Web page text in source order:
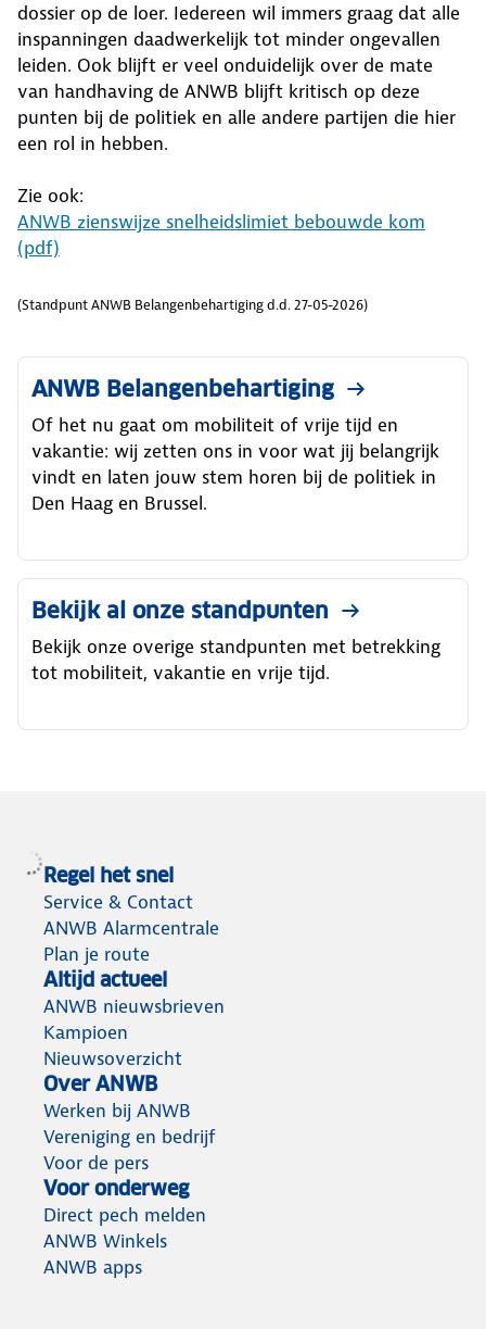
dossier op de loer. Iedereen wil immers graag dat alle
inspanningen daadwerkelijk tot minder ongevallen
leiden. Ook blijft er veel onduidelijk over de mate
van handhaving de ANWB blijft kritisch op deze
punten bij de politiek en alle andere partijen die hier
een rol in hebben.
Zie ook:
ANWB zienswijze snelheidslimiet bebouwde kom
(pdf)
(Standpunt ANWB Belangenbehartiging d.d. 27-05-2026)
ANWB Belangenbehartiging
Of het nu gaat om mobiliteit of vrije tijd en
vakantie: wij zetten ons in voor wat jij belangrijk
vindt en laten jouw stem horen bij de politiek in
Den Haag en Brussel.
Bekijk al onze standpunten
Bekijk onze overige standpunten met betrekking
tot mobiliteit, vakantie en vrije tijd.
Regel het snel
Service & Contact
ANWB Alarmcentrale
Plan je route
Altijd actueel
ANWB nieuwsbrieven
Kampioen
Nieuwsoverzicht
Over ANWB
Werken bij ANWB
Vereniging en bedrijf
Voor de pers
Voor onderweg
Direct pech melden
ANWB Winkels
ANWB apps